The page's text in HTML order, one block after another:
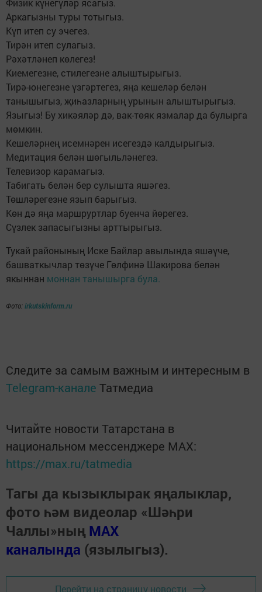
Физик күнегүләр ясагыз.
Аркагызны туры тотыгыз.
Күп итеп су эчегез.
Тирән итеп сулагыз.
Рәхәтләнеп көлегез!
Киемегезне, стилегезне алыштырыгыз.
Тирә-юнегезне үзгәртегез, яңа кешеләр белән
танышыгыз, җиһазларның урынын алыштырыгыз.
Языгыз! Бу хикәяләр дә, вак-төяк язмалар да булырга
мөмкин.
Кешеләрнең исемнәрен исегездә калдырыгыз.
Медитация белән шөгыльләнегез.
Телевизор карамагыз.
Табигать белән бер сулышта яшәгез.
Төшләрегезне язып барыгыз.
Көн дә яңа маршруртлар буенча йөрегез.
Сүзлек запасыгызны арттырыгыз.
Тукай районының Иске Байлар авылында яшәүче,
башваткычлар төзүче Гөлфинә Шакирова белән
якыннан моннан танышырга була.
Фото:irkutskinform.ru
Следите за самым важным и интересным в
Telegram-канале Татмедиа
Читайте новости Татарстана в
национальном мессенджере MАХ:
https://max.ru/tatmedia
Тагы да кызыклырак яңалыклар,
фото һәм видеолар «Шәһри
Чаллы»ның MAX
каналында (язылыгыз).
Перейти на страницу новости